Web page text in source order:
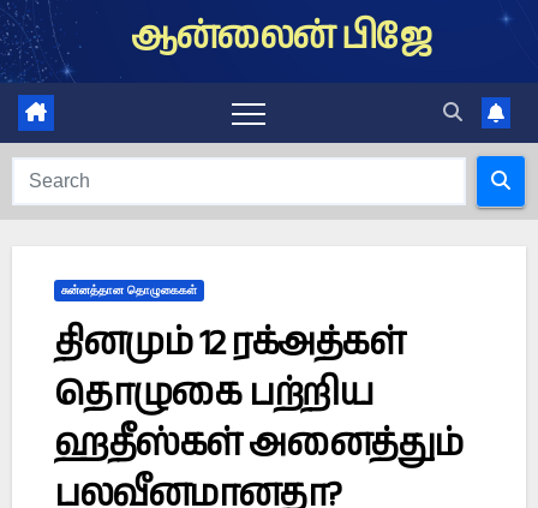
Skip
to
content
ஆன்லைன் பிஜே
சுன்னத்தான தொழுகைகள்
தினமும் 12 ரக்அத்கள்
தொழுகை பற்றிய
ஹதீஸ்கள் அனைத்தும்
பலவீனமானதா?